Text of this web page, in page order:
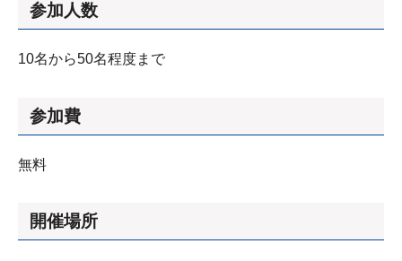
参加人数
10名から50名程度まで
参加費
無料
開催場所